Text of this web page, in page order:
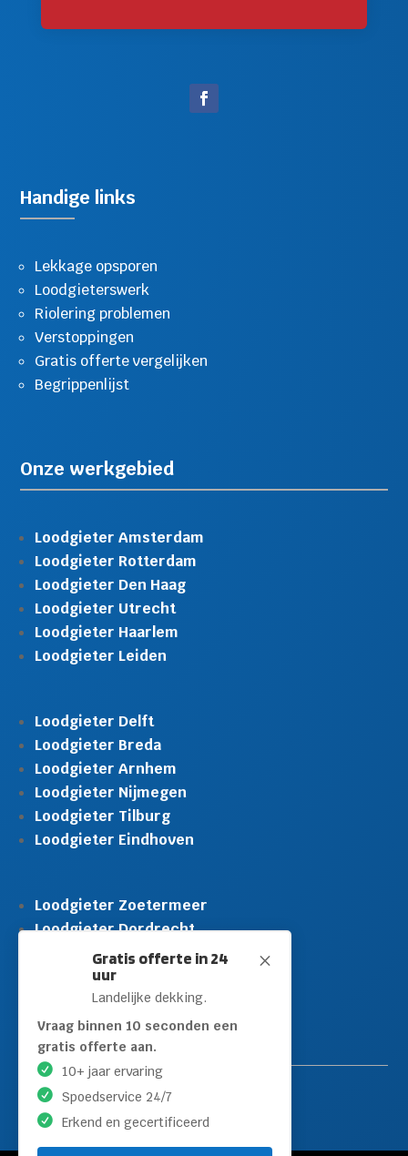
M
Gratis offerte in 24
uur
Landelijke dekking.
Vraag binnen 10 seconden een
gratis offerte aan.
10+ jaar ervaring
Spoedservice 24/7
Erkend en gecertificeerd
Handige links
Lekkage opsporen
Loodgieterswerk
Riolering problemen
Verstoppingen
Gratis offerte vergelijken
Begrippenlijst
Onze werkgebied
Loodgieter Amsterdam
Loodgieter Rotterdam
Loodgieter Den Haag
Loodgieter Utrecht
Loodgieter Haarlem
Loodgieter Leiden
Loodgieter Delft
Loodgieter Breda
Loodgieter Arnhem
Loodgieter Nijmegen
Loodgieter Tilburg
Loodgieter Eindhoven
Loodgieter Zoetermeer
Loodgieter Dordrecht
Loodgieter Rijswijk
Loodgieter Schiedam
Loodgieter Leidschendam
Loodgieter Hilversum